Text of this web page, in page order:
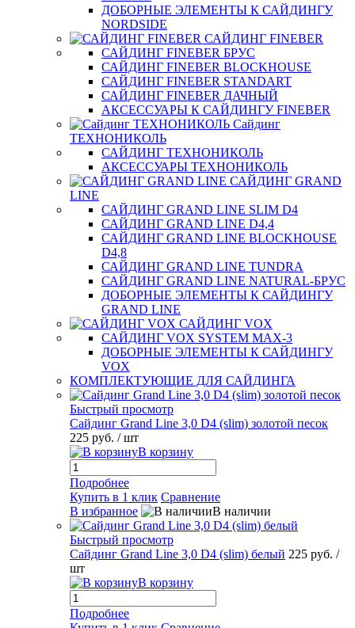
ДОБОРНЫЕ ЭЛЕМЕНТЫ К САЙДИНГУ
NORDSIDE
САЙДИНГ FINEBER
САЙДИНГ FINEBER БРУС
САЙДИНГ FINEBER BLOCKHOUSE
САЙДИНГ FINEBER STANDART
САЙДИНГ FINEBER ДАЧНЫЙ
АКСЕССУАРЫ К САЙДИНГУ FINEBER
Сайдинг
ТЕХНОНИКОЛЬ
САЙДИНГ ТЕХНОНИКОЛЬ
АКСЕССУАРЫ ТЕХНОНИКОЛЬ
САЙДИНГ GRAND
LINE
САЙДИНГ GRAND LINE SLIM D4
САЙДИНГ GRAND LINE D4,4
САЙДИНГ GRAND LINE BLOCKHOUSE
D4,8
САЙДИНГ GRAND LINE TUNDRA
САЙДИНГ GRAND LINE NATURAL-БРУС
ДОБОРНЫЕ ЭЛЕМЕНТЫ К САЙДИНГУ
GRAND LINE
САЙДИНГ VOX
САЙДИНГ VOX SYSTEM MAX-3
ДОБОРНЫЕ ЭЛЕМЕНТЫ К САЙДИНГУ
VOX
КОМПЛЕКТУЮЩИЕ ДЛЯ САЙДИНГА
Быстрый просмотр
Сайдинг Grand Line 3,0 D4 (slim) золотой песок
225 руб. / шт
В корзину
Подробнее
Купить в 1 клик Сравнение
В избранное
В наличии
Быстрый просмотр
Сайдинг Grand Line 3,0 D4 (slim) белый 225 руб. /
шт
В корзину
Подробнее